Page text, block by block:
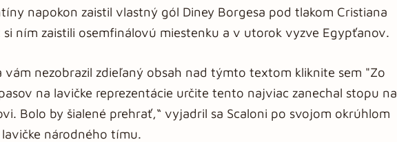
napokon zaistil vlastný gól Diney Borgesa pod tlakom Cristiana
ním zaistili osemfinálovú miestenku a v utorok vyzve Egypťanov.
vám nezobrazil zdieľaný obsah nad týmto textom kliknite sem "Zo
na lavičke reprezentácie určite tento najviac zanechal stopu na
Bolo by šialené prehrať,“ vyjadril sa Scaloni po svojom okrúhlom
národného tímu.